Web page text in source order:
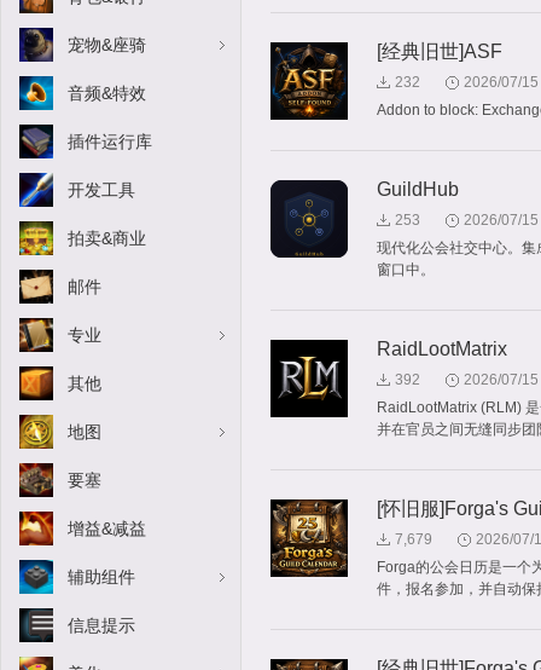
宠物&座骑
音频&特效
插件运行库
开发工具
拍卖&商业
邮件
专业
其他
地图
要塞
增益&减益
辅助组件
信息提示
[经典旧世]ASF
232
2026/07/15
Addon to block:
GuildHub
253
2026/07/15
现代化公会社交中心。
窗口中。
RaidLootMatrix
392
2026/07/15
RaidLootMatrix (RLM)
并在官员之间无缝同步
[怀旧服]Forga's
7,679
2026/07/
Forga的公会日历是一个
件，报名参加，并自动